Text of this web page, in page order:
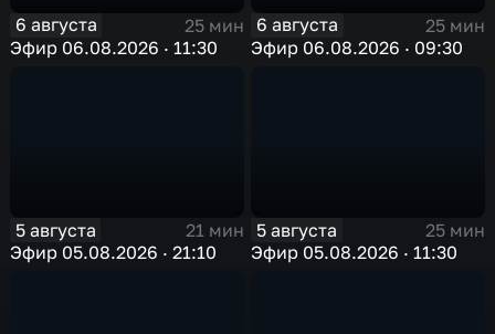
6 августа
25 мин
Эфир 06.08.2026 · 11:30
6 августа
25 мин
Эфир 06.08.2026 · 09:30
5 августа
21 мин
Эфир 05.08.2026 · 21:10
5 августа
25 мин
Эфир 05.08.2026 · 11:30